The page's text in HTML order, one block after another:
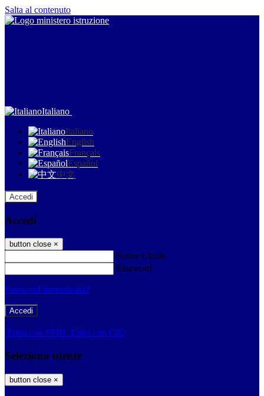
Salta al contenuto
Italiano
Italiano
English
Français
Español
中文
Accedi
Accedi
button close ×
Nome Utente
Password
Password dimenticata?
-
Entra con SPID Entra con CIE
Seleziona utente
button close ×